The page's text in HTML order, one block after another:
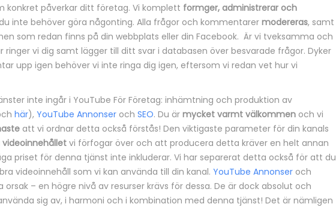
konkret påverkar ditt företag. Vi komplett formger, administrerar och
inte behöver göra någonting. Alla frågor och kommentarer modereras, samt
som redan finns på din webbplats eller din Facebook. Är vi tveksamma och
vi dig samt lägger till ditt svar i databasen över besvarade frågor. Dyker
upp igen behöver vi inte ringa dig igen, eftersom vi redan vet hur vi
inte ingår i YouTube För Företag: inhämtning och produktion av
här), YouTube Annonser och SEO. Du är mycket varmt välkommen och vi
att vi ordnar detta också förstås! Den viktigaste parameter för din kanals
vi förfogar över och att producera detta kräver en helt annan
priset för denna tjänst inte inkluderar. Vi har separerat detta också för att du
videoinnehåll som vi kan använda till din kanal. YouTube Annonser och
orsak – en högre nivå av resurser krävs för dessa. De är dock absolut och
sig av, i harmoni och i kombination med denna tjänst! Det är nämligen